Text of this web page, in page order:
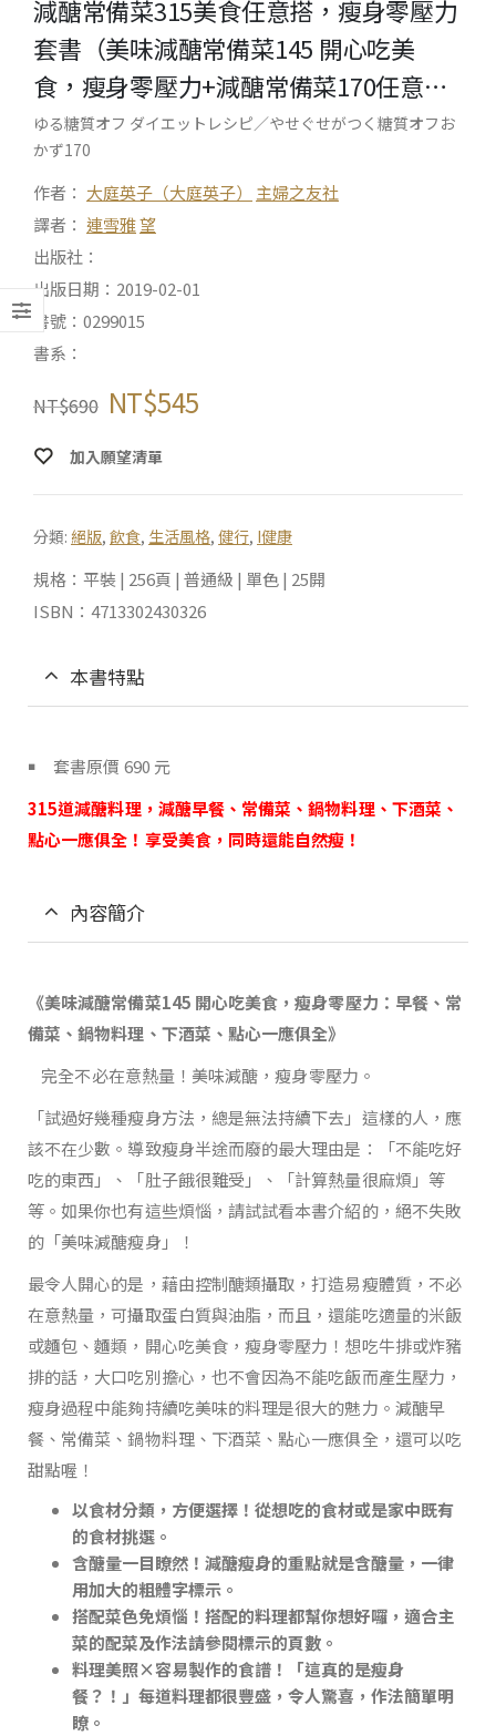
減醣常備菜315美食任意搭，瘦身零壓力
套書（美味減醣常備菜145 開心吃美
食，瘦身零壓力+減醣常備菜170任意…
ゆる糖質オフ ダイエットレシピ／やせぐせがつく糖質オフお
かず170
作者： 大庭英子（大庭英子）
主婦之友社
譯者： 連雪雅望
出版社：
出版日期：2019-02-01
書號：0299015
書系：
NT$690 NT$545
加入願望清單
分類: 絕版, 飲食, 生活風格, 健行, I健康
規格：平裝 | 256頁 | 普通級 | 單色 | 25開
ISBN：4713302430326
本書特點
￭ 套書原價 690 元
315道減醣料理，減醣早餐、常備菜、鍋物料理、下酒菜、
點心一應俱全！享受美食，同時還能自然瘦！
內容簡介
《美味減醣常備菜145 開心吃美食，瘦身零壓力：早餐、常
備菜、鍋物料理、下酒菜、點心一應俱全》
完全不必在意熱量！美味減醣，瘦身零壓力。
「試過好幾種瘦身方法，總是無法持續下去」這樣的人，應
該不在少數。導致瘦身半途而廢的最大理由是：「不能吃好
吃的東西」、「肚子餓很難受」、「計算熱量很麻煩」等
等。如果你也有這些煩惱，請試試看本書介紹的，絕不失敗
的「美味減醣瘦身」！
最令人開心的是，藉由控制醣類攝取，打造易瘦體質，不必
在意熱量，可攝取蛋白質與油脂，而且，還能吃適量的米飯
或麵包、麵類，開心吃美食，瘦身零壓力！想吃牛排或炸豬
排的話，大口吃別擔心，也不會因為不能吃飯而產生壓力，
瘦身過程中能夠持續吃美味的料理是很大的魅力。減醣早
餐、常備菜、鍋物料理、下酒菜、點心一應俱全，還可以吃
甜點喔！
以食材分類，方便選擇！從想吃的食材或是家中既有
的食材挑選。
含醣量一目瞭然！減醣瘦身的重點就是含醣量，一律
用加大的粗體字標示。
搭配菜色免煩惱！搭配的料理都幫你想好囉，適合主
菜的配菜及作法請參閱標示的頁數。
料理美照×容易製作的食譜！「這真的是瘦身
餐？！」每道料理都很豐盛，令人驚喜，作法簡單明
瞭。